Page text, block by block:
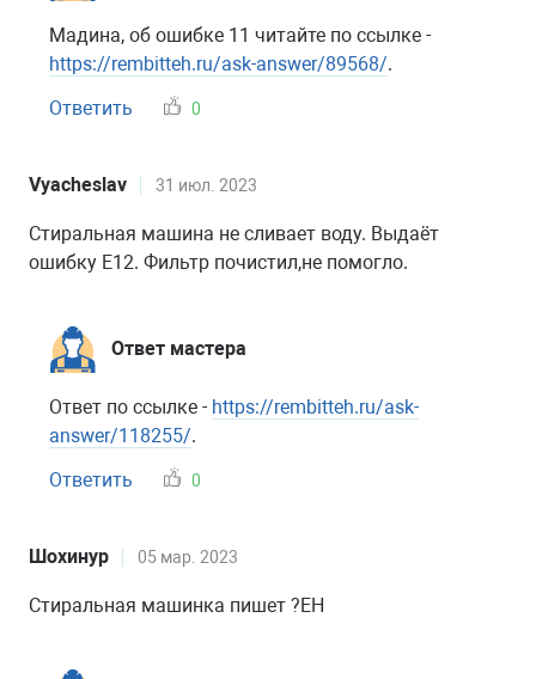
Мадина, об ошибке 11 читайте по ссылке -
https://rembitteh.ru/ask-answer/89568/.
Ответить
0
Vyacheslav 31 июл. 2023
Стиральная машина не сливает воду. Выдаёт
ошибку E12. Фильтр почистил,не помогло.
Ответ мастера
Ответ по ссылке - https://rembitteh.ru/ask-
answer/118255/.
Ответить
0
Шохинур 05 мар. 2023
Стиральная машинка пишет ?EH